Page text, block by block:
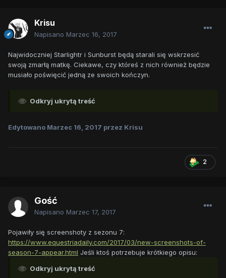
Krisu
Napisano Marzec 16, 2017
Najwidoczniej Starlightr i Sunburst będą starali się wskrzesić
swoją zmarłą matkę. Ciekawe, czy któreś z nich również będzie
musiało poświęcić jedną ze swoich kończyn.
Odkryj ukrytą treść
Edytowano Marzec 16, 2017 przez Krisu
2
Gość
Napisano Marzec 17, 2017
Pojawiły się screenshoty z sezonu 7:
https://www.equestriadaily.com/2017/03/new-screenshots-of-
season-7-appear.html Jeśli ktoś potrzebuje krótkiego opisu:
Odkryj ukrytą treść